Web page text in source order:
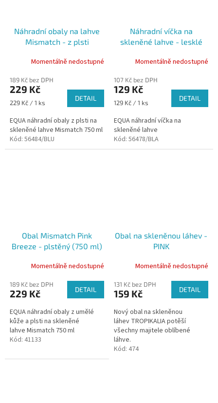
Náhradní obaly na lahve
Mismatch - z plsti
Momentálně nedostupné
189 Kč bez DPH
229 Kč
Měrná
229 Kč / 1 ks
DETAIL
EQUA náhradní obaly z plsti na
skleněné lahve Mismatch 750 ml
Kód: 56484/BLU
Náhradní víčka na
skleněné lahve - lesklé
Momentálně nedostupné
107 Kč bez DPH
129 Kč
Měrná
129 Kč / 1 ks
DETAIL
EQUA náhradní víčka na
skleněné lahve
Kód: 56478/BLA
Obal Mismatch Pink
Breeze - plstěný (750 ml)
Momentálně nedostupné
189 Kč bez DPH
229 Kč DETAIL
EQUA náhradní obaly z umělé
kůže a plsti na skleněné
lahve Mismatch 750 ml
Kód: 41133
Obal na skleněnou láhev -
PINK
Momentálně nedostupné
131 Kč bez DPH
159 Kč DETAIL
Nový obal na skleněnou
láhev TROPIKALIA potěší
všechny majitele oblíbené
láhve.
Kód: 474